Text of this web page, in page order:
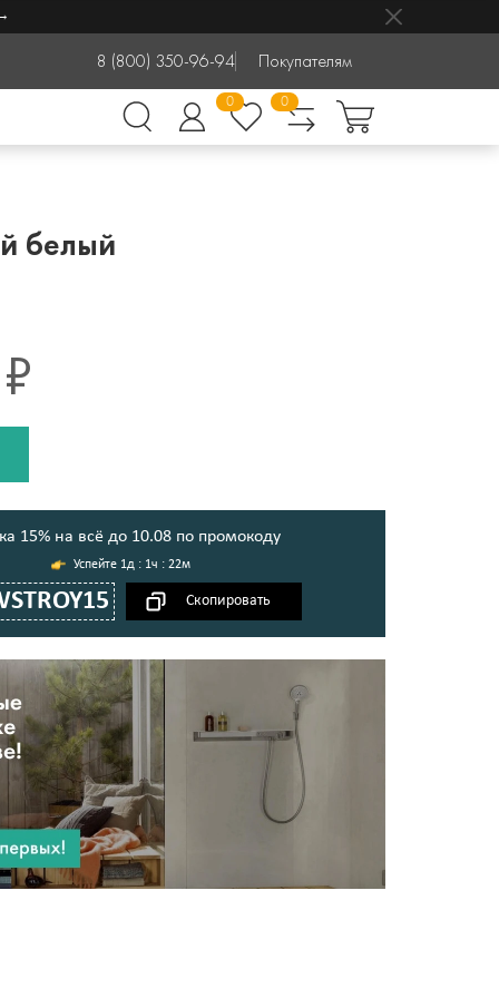
8 (800) 350-96-94 Покупателям
0 0
белый
15% на всё до 10.08 по промокоду
1д : 1ч : 22м